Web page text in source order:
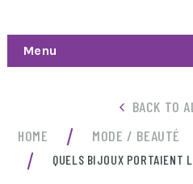
Menu
BACK TO
HOME
/ MODE / BEAUTÉ
/ QUELS BIJOUX PORTAIENT